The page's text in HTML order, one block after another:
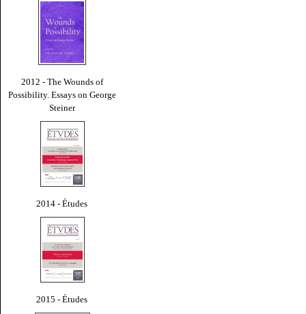
2012 - The Wounds of
Possibility. Essays on George
Steiner
2014 - Études
2015 - Études